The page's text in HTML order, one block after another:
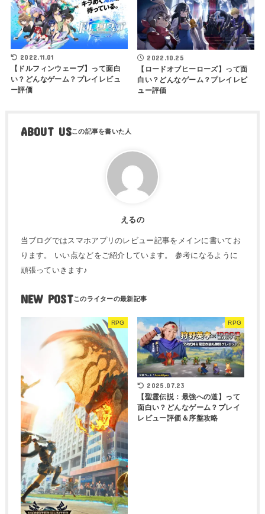
2022.11.01
【ドルフィンウェーブ】って面白
い？どんなゲーム？プレイレビュ
ー評価
2022.10.25
【ロードオブヒーローズ】って面
白い？どんなゲーム？プレイレビ
ュー評価
ABOUT US
えるの
当ブログではスマホアプリのレビュー記事をメインに書いてお
ります。 いい点などをご紹介しています。 参考になるように
頑張っていきます♪
NEW POST
RPG RPG
2025.07.23
【聖霊伝説：最強への道】って
面白い？どんなゲーム？プレイ
レビュー評価＆序盤攻略